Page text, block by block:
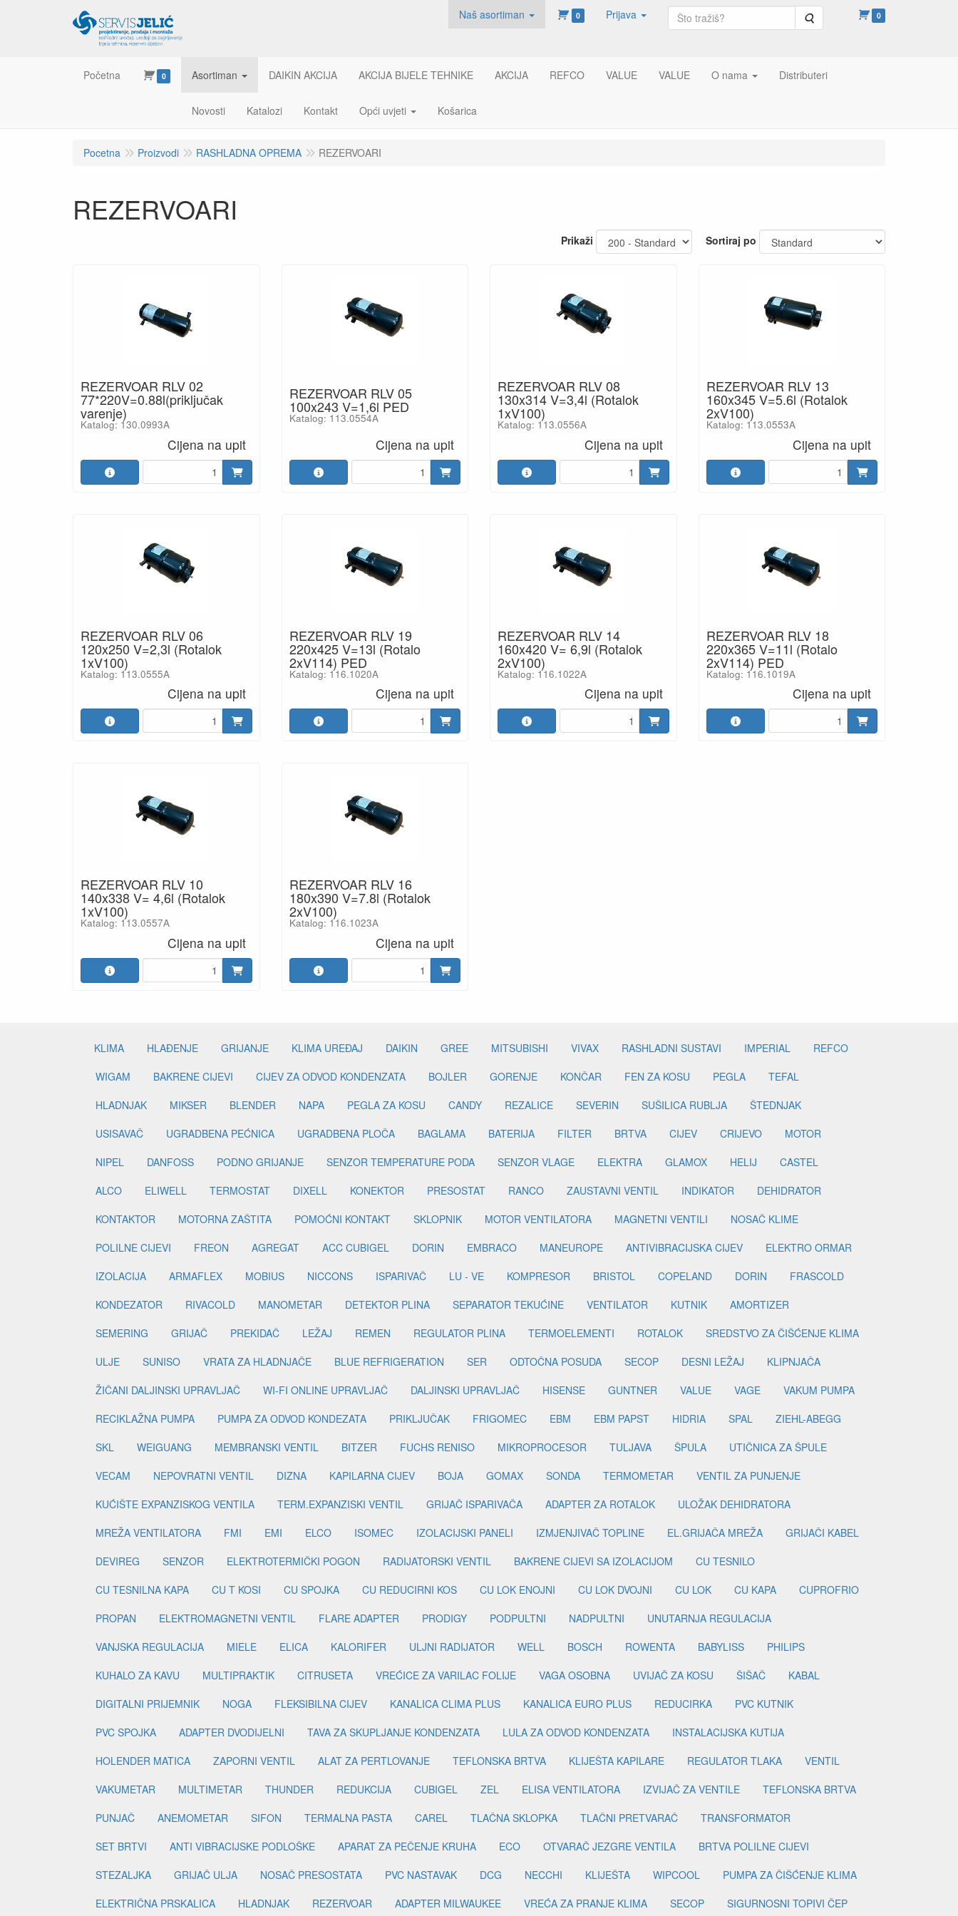
Naš asortiman 0 Prijava Pretraga 0
Početna 0 Asortiman DAIKIN AKCIJA AKCIJA BIJELE TEHNIKE AKCIJA REFCO VALUE VALUE O nama Distributeri
Novosti Katalozi Kontakt Opći uvjeti Košarica
Pocetna Proizvodi RASHLADNA OPREMA REZERVOARI
REZERVOARI
Prikaži Sortiraj po
REZERVOAR RLV 02
77*220V=0.88l(priključak
varenje)
Katalog: 130.0993A
Cijena na upit
REZERVOAR RLV 05
100x243 V=1,6l PED
Katalog: 113.0554A
Cijena na upit
REZERVOAR RLV 08
130x314 V=3,4l (Rotalok
1xV100)
Katalog: 113.0556A
Cijena na upit
REZERVOAR RLV 13
160x345 V=5.6l (Rotalok
2xV100)
Katalog: 113.0553A
Cijena na upit
REZERVOAR RLV 06
120x250 V=2,3l (Rotalok
1xV100)
Katalog: 113.0555A
Cijena na upit
REZERVOAR RLV 19
220x425 V=13l (Rotalo
2xV114) PED
Katalog: 116.1020A
Cijena na upit
REZERVOAR RLV 14
160x420 V= 6,9l (Rotalok
2xV100)
Katalog: 116.1022A
Cijena na upit
REZERVOAR RLV 18
220x365 V=11l (Rotalo
2xV114) PED
Katalog: 116.1019A
Cijena na upit
REZERVOAR RLV 10
140x338 V= 4,6l (Rotalok
1xV100)
Katalog: 113.0557A
Cijena na upit
REZERVOAR RLV 16
180x390 V=7.8l (Rotalok
2xV100)
Katalog: 116.1023A
Cijena na upit
KLIMA HLAĐENJE GRIJANJE KLIMA UREĐAJ DAIKIN GREE MITSUBISHI VIVAX RASHLADNI SUSTAVI IMPERIAL
REFCO
WIGAM
BAKRENE CIJEVI CIJEV ZA ODVOD KONDENZATA BOJLER GORENJE KONČAR FEN ZA KOSU PEGLA
TEFAL
HLADNJAK
MIKSER BLENDER NAPA PEGLA ZA KOSU CANDY REZALICE SEVERIN SUŠILICA RUBLJA
ŠTEDNJAK
USISAVAČ
UGRADBENA PEĆNICA UGRADBENA PLOČA BAGLAMA BATERIJA FILTER BRTVA CIJEV CRIJEVO
MOTOR
NIPEL
DANFOSS PODNO GRIJANJE SENZOR TEMPERATURE PODA SENZOR VLAGE ELEKTRA GLAMOX HELIJ
CASTEL
ALCO
ELIWELL TERMOSTAT DIXELL KONEKTOR PRESOSTAT RANCO ZAUSTAVNI VENTIL INDIKATOR
DEHIDRATOR
KONTAKTOR
MOTORNA ZAŠTITA POMOĆNI KONTAKT SKLOPNIK MOTOR VENTILATORA MAGNETNI VENTILI
NOSAČ KLIME
POLILNE CIJEVI
FREON AGREGAT ACC CUBIGEL DORIN EMBRACO MANEUROPE ANTIVIBRACIJSKA CIJEV
ELEKTRO ORMAR
IZOLACIJA
ARMAFLEX MOBIUS NICCONS ISPARIVAČ LU - VE KOMPRESOR BRISTOL COPELAND DORIN
FRASCOLD
KONDEZATOR
RIVACOLD MANOMETAR DETEKTOR PLINA SEPARATOR TEKUĆINE VENTILATOR KUTNIK
AMORTIZER
SEMERING
GRIJAČ PREKIDAČ LEŽAJ REMEN REGULATOR PLINA TERMOELEMENTI ROTALOK
SREDSTVO ZA ČIŠĆENJE KLIMA
ULJE
SUNISO VRATA ZA HLADNJAČE BLUE REFRIGERATION SER ODTOČNA POSUDA SECOP DESNI LEŽAJ
KLIPNJAČA
ŽIČANI DALJINSKI UPRAVLJAČ
WI-FI ONLINE UPRAVLJAČ DALJINSKI UPRAVLJAČ HISENSE GUNTNER VALUE VAGE
VAKUM PUMPA
RECIKLAŽNA PUMPA
PUMPA ZA ODVOD KONDEZATA PRIKLJUČAK FRIGOMEC EBM EBM PAPST HIDRIA SPAL
ZIEHL-ABEGG
SKL
WEIGUANG MEMBRANSKI VENTIL BITZER FUCHS RENISO MIKROPROCESOR TULJAVA ŠPULA
UTIČNICA ZA ŠPULE
VECAM
NEPOVRATNI VENTIL DIZNA KAPILARNA CIJEV BOJA GOMAX SONDA TERMOMETAR
VENTIL ZA PUNJENJE
KUĆIŠTE EXPANZISKOG VENTILA
TERM.EXPANZISKI VENTIL GRIJAČ ISPARIVAČA ADAPTER ZA ROTALOK
ULOŽAK DEHIDRATORA
MREŽA VENTILATORA
FMI EMI ELCO ISOMEC IZOLACIJSKI PANELI IZMJENJIVAČ TOPLINE EL.GRIJAČA MREŽA
GRIJAČI KABEL
DEVIREG
SENZOR ELEKTROTERMIČKI POGON RADIJATORSKI VENTIL BAKRENE CIJEVI SA IZOLACIJOM
CU TESNILO
CU TESNILNA KAPA
CU T KOSI CU SPOJKA CU REDUCIRNI KOS CU LOK ENOJNI CU LOK DVOJNI CU LOK CU KAPA
CUPROFRIO
PROPAN
ELEKTROMAGNETNI VENTIL FLARE ADAPTER PRODIGY PODPULTNI NADPULTNI
UNUTARNJA REGULACIJA
VANJSKA REGULACIJA
MIELE ELICA KALORIFER ULJNI RADIJATOR WELL BOSCH ROWENTA BABYLISS
PHILIPS
KUHALO ZA KAVU
MULTIPRAKTIK CITRUSETA VREĆICE ZA VARILAC FOLIJE VAGA OSOBNA UVIJAČ ZA KOSU ŠIŠAČ
KABAL
DIGITALNI PRIJEMNIK
NOGA FLEKSIBILNA CIJEV KANALICA CLIMA PLUS KANALICA EURO PLUS REDUCIRKA
PVC KUTNIK
PVC SPOJKA
ADAPTER DVODIJELNI TAVA ZA SKUPLJANJE KONDENZATA LULA ZA ODVOD KONDENZATA
INSTALACIJSKA KUTIJA
HOLENDER MATICA
ZAPORNI VENTIL ALAT ZA PERTLOVANJE TEFLONSKA BRTVA KLIJEŠTA KAPILARE REGULATOR TLAKA
VENTIL
VAKUMETAR
MULTIMETAR THUNDER REDUKCIJA CUBIGEL ZEL ELISA VENTILATORA IZVIJAČ ZA VENTILE
TEFLONSKA BRTVA
PUNJAČ
ANEMOMETAR SIFON TERMALNA PASTA CAREL TLAČNA SKLOPKA TLAČNI PRETVARAČ
TRANSFORMATOR
SET BRTVI
ANTI VIBRACIJSKE PODLOŠKE APARAT ZA PEČENJE KRUHA ECO OTVARAČ JEZGRE VENTILA
BRTVA POLILNE CIJEVI
STEZALJKA
GRIJAČ ULJA NOSAČ PRESOSTATA PVC NASTAVAK DCG NECCHI KLIJEŠTA WIPCOOL
PUMPA ZA ČIŠĆENJE KLIMA
ELEKTRIČNA PRSKALICA
HLADNJAK REZERVOAR ADAPTER MILWAUKEE VREĆA ZA PRANJE KLIMA SECOP SIGURNOSNI TOPIVI ČEP